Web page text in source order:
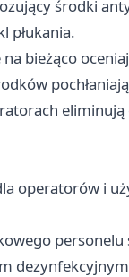
środki
płukania.
bieżąco
operatorów i
personelu